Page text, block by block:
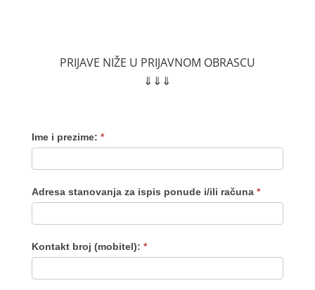
PRIJAVE NIŽE U PRIJAVNOM OBRASCU
⇓⇓⇓
Ime i prezime: *
Adresa stanovanja za ispis ponude i/ili računa *
Kontakt broj (mobitel): *